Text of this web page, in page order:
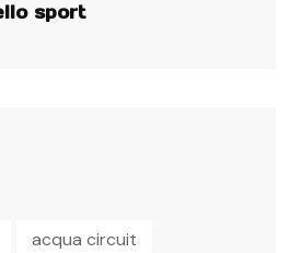
sport
acqua circuit